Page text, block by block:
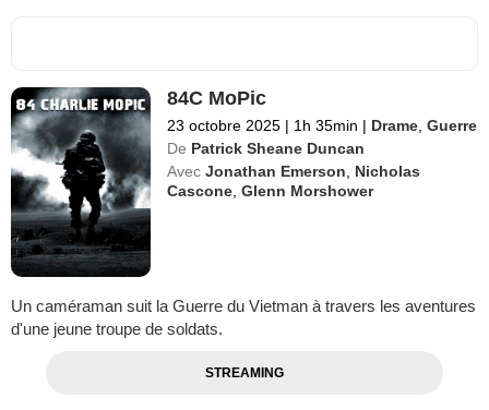
84C MoPic
23 octobre 2025 | 1h 35min | Drame ,Guerre
De Patrick Sheane Duncan
Avec Jonathan Emerson
Nicholas
Cascone ,Glenn Morshower
Un caméraman suit la Guerre du Vietman à travers les aventures
d'une jeune troupe de soldats.
STREAMING